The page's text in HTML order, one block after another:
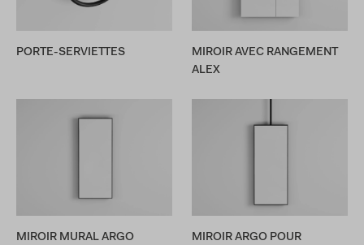
PORTE-SERVIETTES
MIROIR AVEC RANGEMENT
ALEX
MIROIR MURAL ARGO
MIROIR ARGO POUR